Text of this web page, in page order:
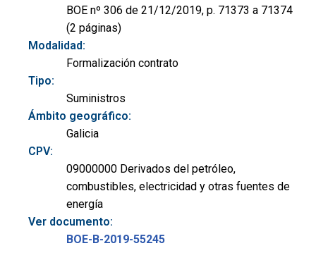
BOE nº 306 de 21/12/2019, p. 71373 a 71374
(2 páginas)
Modalidad:
Formalización contrato
Tipo:
Suministros
Ámbito geográfico:
Galicia
CPV:
09000000 Derivados del petróleo,
combustibles, electricidad y otras fuentes de
energía
Ver documento:
BOE-B-2019-55245